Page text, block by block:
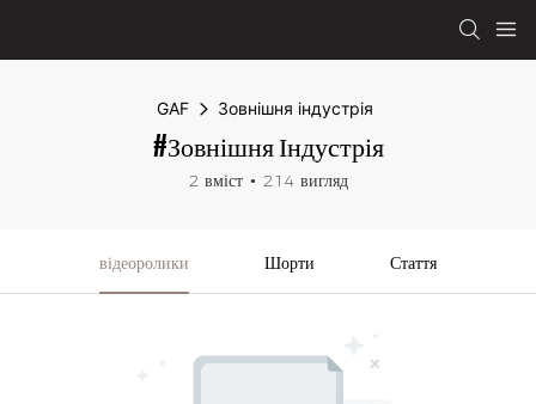
GAF Зовнішня індустрія
#Зовнішня Індустрія
2 вміст 214 вигляд
відеоролики Шорти Стаття